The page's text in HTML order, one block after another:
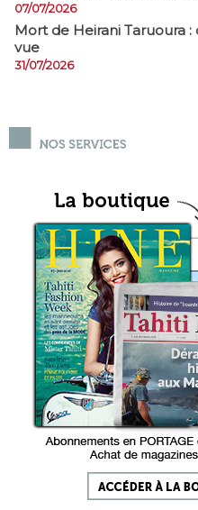
07/07/2026
Mort de Heirani Taruoura
vue
31/07/2026